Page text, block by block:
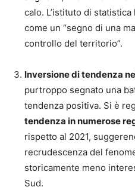
calo. L’istituto di
come un “segno di una
controllo del territorio”.
Inversione di tendenza
purtroppo segnato una
tendenza positiva. Si è
tendenza in numerose
rispetto al 2021,
recrudescenza del
storicamente meno
Sud.